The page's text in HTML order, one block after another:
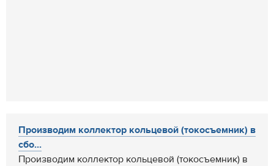
Производим коллектор кольцевой (токосъемник) в
сбо...
Производим коллектор кольцевой (токосъемник) в